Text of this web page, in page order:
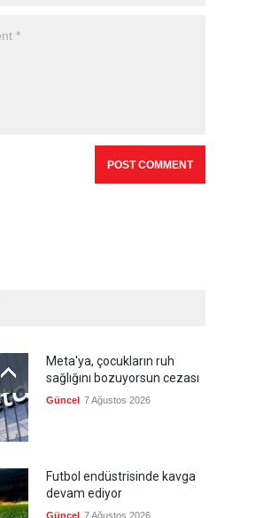
Meta'ya, çocukların ruh
sağlığını bozuyorsun cezası
Güncel 7 Ağustos 2026
Futbol endüstrisinde kavga
devam ediyor
Güncel 7 Ağustos 2026